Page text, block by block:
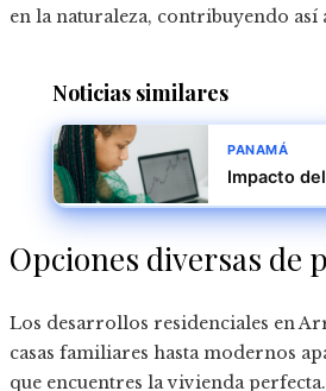
en la naturaleza, contribuyendo
Noticias similares
PANAMÁ
Impacto
Opciones diversas de
Los desarrollos residenciales en
casas familiares hasta modernos
que encuentres la vivienda perfecta.